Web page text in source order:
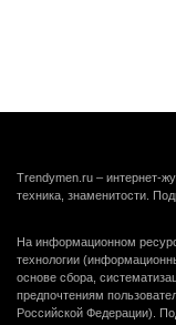
Trendymen.ru – интернет-
техника, знаменитости.
На информационном
технологии
основе сбора,
предпочтениям
Российской Федерации).